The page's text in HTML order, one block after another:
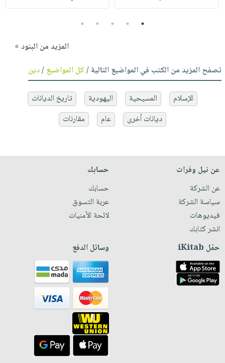
1
2
3
4
5
المزيد من البنود »
تصفح المزيد من الكتب في المواضيع التالية /كل المواضيع/دين
الإسلام المسيحية اليهودية
تاريخ الديانات
ديانات أخرى
عام مقارنات
عن نيل وفرات
عن الشركة
سياسة الشركة
فيديوهات
انشر كتابك
حسابك
حسابك
عربة التسوق
لائحة الأمنيات
حمّل iKitab وسائل الدفع